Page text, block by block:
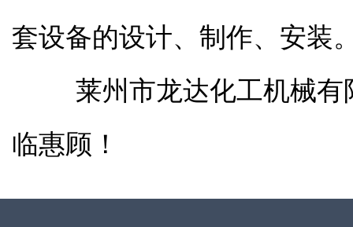
套设备的设计、制作、安装
莱州市龙达化工机械有限
临惠顾！